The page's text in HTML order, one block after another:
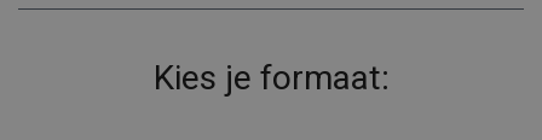
Kies je formaat: